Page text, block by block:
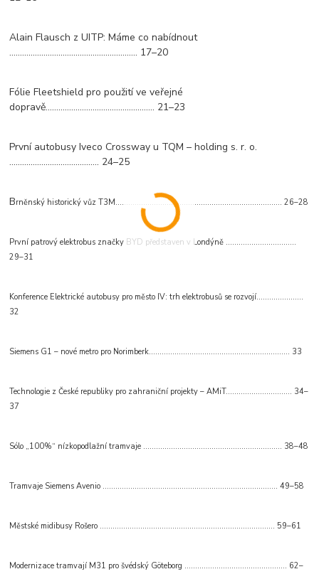
Alain Flausch z UITP: Máme co nabídnout
............................................................ 17–20
Fólie Fleetshield pro použití ve veřejné
dopravě................................................... 21–23
První autobusy Iveco Crossway u TQM – holding s. r. o.
.......................................... 24–25
Brněnský historický vůz T3M.............................................................................. 26–28
První patrový elektrobus značky BYD představen v Londýně .................................
29–31
Konference Elektrické autobusy pro město IV: trh elektrobusů se rozvojí......................
32
Siemens G1 – nové metro pro Norimberk.................................................................. 33
Technologie z České republiky pro zahraniční projekty – AMiT............................... 34–
37
Sólo „100%“ nízkopodlažní tramvaje ................................................................. 38–48
Tramvaje Siemens Avenio .................................................................................. 49–58
Městské midibusy Rošero .................................................................................. 59–61
Modernizace tramvají M31 pro švédský Göteborg ................................................ 62–